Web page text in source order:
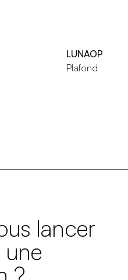
LUNAOP
Plafond
lancer